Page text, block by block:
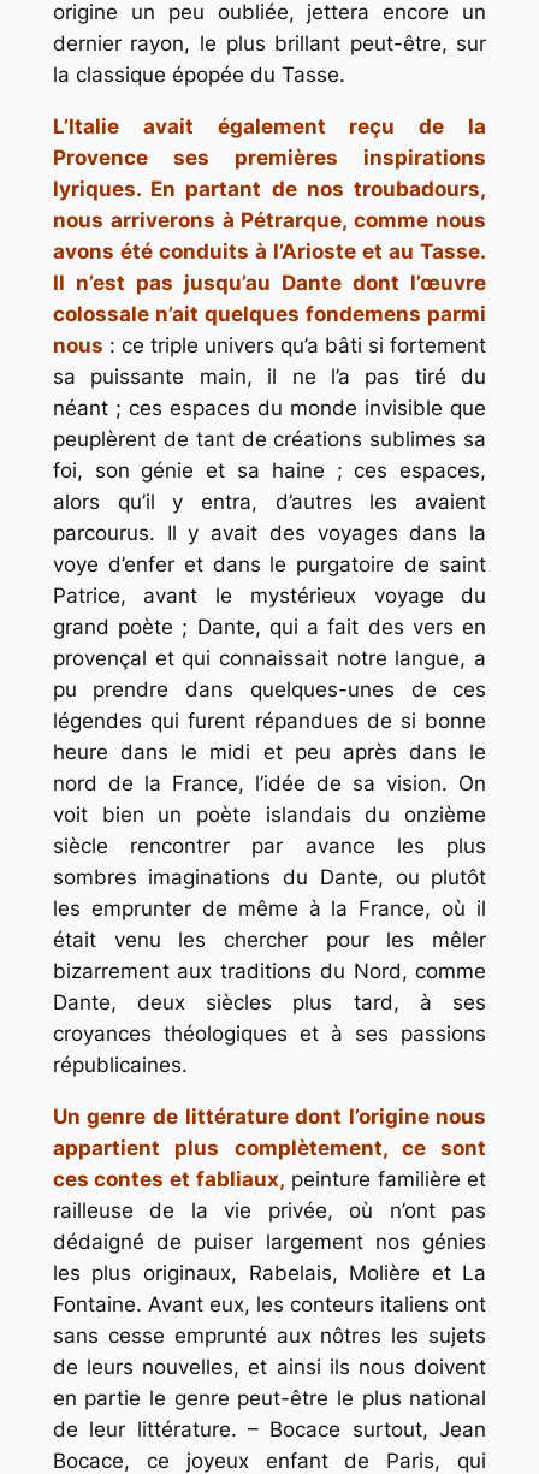
origine un peu oubliée, jettera encore un
dernier rayon, le plus brillant peut-être, sur
la classique épopée du Tasse.
L’Italie avait également reçu de la
Provence ses premières inspirations
lyriques. En partant de nos troubadours,
nous arriverons à Pétrarque, comme nous
avons été conduits à l’Arioste et au Tasse.
Il n’est pas jusqu’au Dante dont l’œuvre
colossale n’ait quelques fondemens parmi
nous : ce triple univers qu’a bâti si fortement
sa puissante main, il ne l’a pas tiré du
néant ; ces espaces du monde invisible que
peuplèrent de tant de créations sublimes sa
foi, son génie et sa haine ; ces espaces,
alors qu’il y entra, d’autres les avaient
parcourus. Il y avait des voyages dans la
voye d’enferet dans le purgatoire de saint
Patrice, avant le mystérieux voyage du
grand poète ; Dante, qui a fait des vers en
provençal et qui connaissait notre langue, a
pu prendre dans quelques-unes de ces
légendes qui furent répandues de si bonne
heure dans le midi et peu après dans le
nord de la France, l’idée de sa vision. On
voit bien un poète islandais du onzième
siècle rencontrer par avance les plus
sombres imaginations du Dante, ou plutôt
les emprunter de même à la France, où il
était venu les chercher pour les mêler
bizarrement aux traditions du Nord, comme
Dante, deux siècles plus tard, à ses
croyances théologiques et à ses passions
républicaines.
Un genre de littérature dont l’origine nous
appartient plus complètement, ce sont
ces contes et fabliaux, peinture familière et
railleuse de la vie privée, où n’ont pas
dédaigné de puiser largement nos génies
les plus originaux, Rabelais, Molière et La
Fontaine. Avant eux, les conteurs italiens ont
sans cesse emprunté aux nôtres les sujets
de leurs nouvelles, et ainsi ils nous doivent
en partie le genre peut-être le plus national
de leur littérature. – Bocace surtout, Jean
Bocace, ce joyeux enfant de Paris, qui